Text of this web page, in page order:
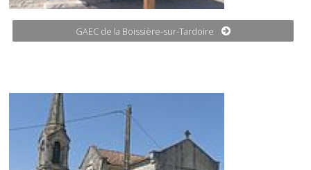
GAEC de la Boissière-sur-Tardoire